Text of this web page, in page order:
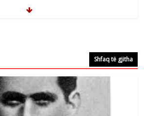
Comments Off
Çlirimtari Mentor Mushkolaj nderohet
me mirenjohje nga Xhevdet Qeriqi Dega
e invalidëve në Fushë Kosovë
Shfaq të gjitha